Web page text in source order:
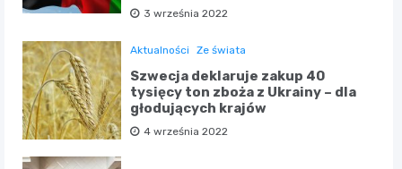
3 września 2022
Aktualności Ze świata
Szwecja deklaruje zakup 40
tysięcy ton zboża z Ukrainy – dla
głodujących krajów
4 września 2022